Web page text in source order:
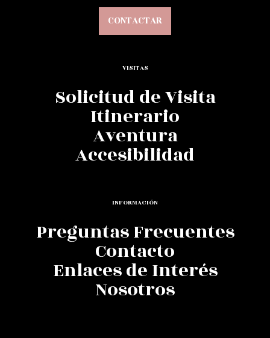
CONTACTAR
VISITAS
Solicitud de Visita
Itinerario
Aventura
Accesibilidad
INFORMACIÓN
Preguntas Frecuentes
Contacto
Enlaces de Interés
Nosotros